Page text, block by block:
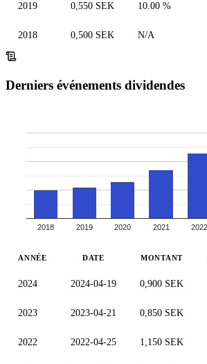
2019 0,550 SEK 10.00 %
2018 0,500 SEK N/A
Derniers événements dividendes
2018 2019 2020 2021 2022
ANNÉE DATE MONTANT
2024 2024-04-19 0,900 SEK
2023 2023-04-21 0,850 SEK
2022 2022-04-25 1,150 SEK